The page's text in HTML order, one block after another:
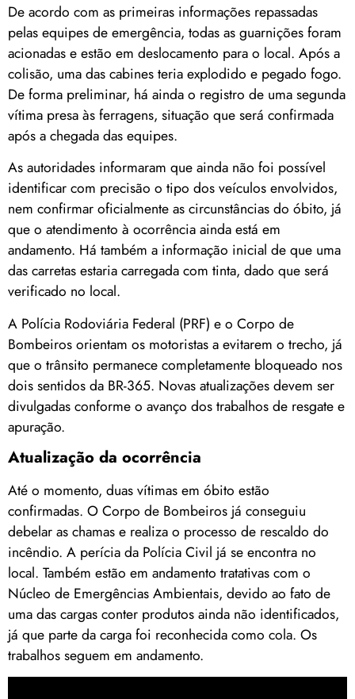
De acordo com as primeiras informações repassadas
pelas equipes de emergência, todas as guarnições foram
acionadas e estão em deslocamento para o local. Após a
colisão, uma das cabines teria explodido e pegado fogo.
De forma preliminar, há ainda o registro de uma segunda
vítima presa às ferragens, situação que será confirmada
após a chegada das equipes.
As autoridades informaram que ainda não foi possível
identificar com precisão o tipo dos veículos envolvidos,
nem confirmar oficialmente as circunstâncias do óbito, já
que o atendimento à ocorrência ainda está em
andamento. Há também a informação inicial de que uma
das carretas estaria carregada com tinta, dado que será
verificado no local.
A Polícia Rodoviária Federal (PRF) e o Corpo de
Bombeiros orientam os motoristas a evitarem o trecho, já
que o trânsito permanece completamente bloqueado nos
dois sentidos da BR-365. Novas atualizações devem ser
divulgadas conforme o avanço dos trabalhos de resgate e
apuração.
Atualização da ocorrência
Até o momento, duas vítimas em óbito estão
confirmadas. O Corpo de Bombeiros já conseguiu
debelar as chamas e realiza o processo de rescaldo do
incêndio. A perícia da Polícia Civil já se encontra no
local. Também estão em andamento tratativas com o
Núcleo de Emergências Ambientais, devido ao fato de
uma das cargas conter produtos ainda não identificados,
já que parte da carga foi reconhecida como cola. Os
trabalhos seguem em andamento.